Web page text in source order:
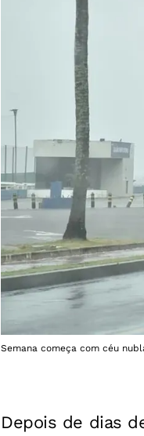
Semana começa com céu
Depois de dias